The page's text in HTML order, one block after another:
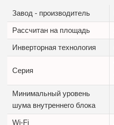
Завод - производитель
Рассчитан на площадь
Инверторная технология
Серия
Минимальный уровень
шума внутреннего блока
Wi-Fi